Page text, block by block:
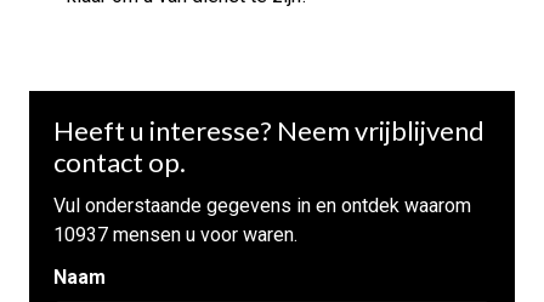
Heeft u interesse? Neem vrijblijvend
contact op.
Vul onderstaande gegevens in en ontdek waarom
10937 mensen u voor waren.
Naam